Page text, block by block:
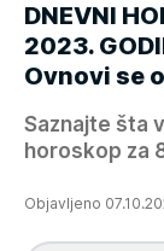
DNEVNI
2023.
Ovnovi se
Saznajte šta
horoskop za
Objavljeno